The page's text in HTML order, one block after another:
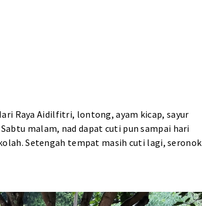
Raya Aidilfitri, lontong, ayam kicap, sayur
malam, nad dapat cuti pun sampai hari
Setengah tempat masih cuti lagi, seronok